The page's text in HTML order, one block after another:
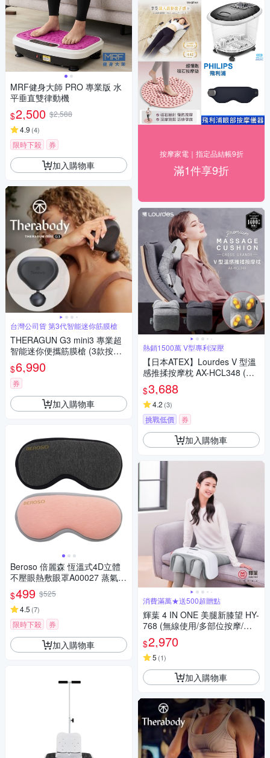
MRF健身大師 PRO 專業版 ⽔
平垂直雙律動機
$2,500 $2,588
4.9 (4)
限時下殺 券
加入購物車
台灣公司貨 第3代智能迷你筋膜槍
THERAGUN G3 mini3 專業超
智能迷你便攜筋膜槍 (3款按摩
頭/10mm振幅/9kg推力) 霧光黑
$6,990
券
加入購物車
Beroso 倍麗森 恆溫式4D立體
不壓眼熱敷眼罩A00027 蒸氣眼
罩 溫感眼罩 眼部紓壓
$499 $525
4.5 (7)
限時下殺 券
加入購物車
按摩家電｜指定品結帳9折
滿1件享9折
熱銷1500萬 V型專利深壓
【日本ATEX】Lourdes V 型溫
感推揉按摩枕 AX-HCL348 (亞
麻灰/太空黑)
$3,688
4.2 (3)
挑戰低價 券
加入購物車
消費滿萬★送500超贈點
輝葉 4 IN ONE 美腿新膝望 HY-
768 (無線使用/多部位按摩/三
段力度三種按摩手法調節)
$2,970
5 (1)
加入購物車